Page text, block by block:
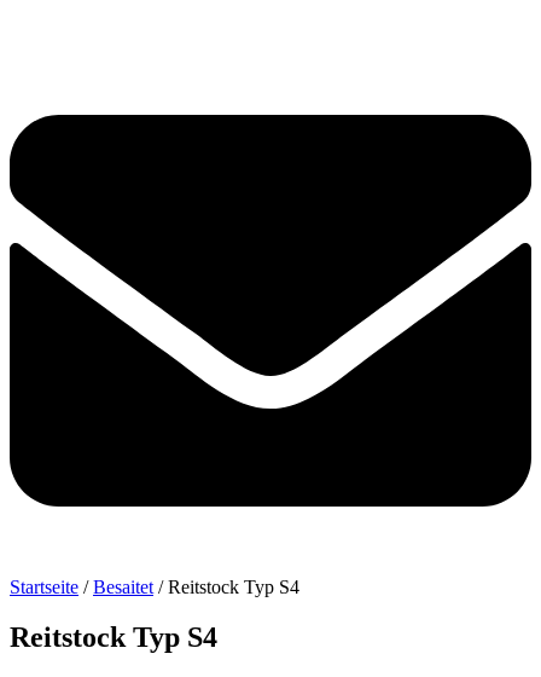
Startseite /Besaitet / Reitstock Typ S4
Reitstock Typ S4